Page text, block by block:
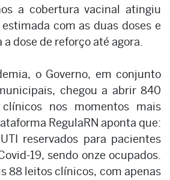
a cobertura vacinal atingiu
com as duas doses e
dose de reforço até agora.
o Governo, em conjunto
chegou a abrir 840
nos momentos mais
RegulaRN aponta que:
reservados para pacientes
19, sendo onze ocupados.
88 leitos clínicos, com apenas